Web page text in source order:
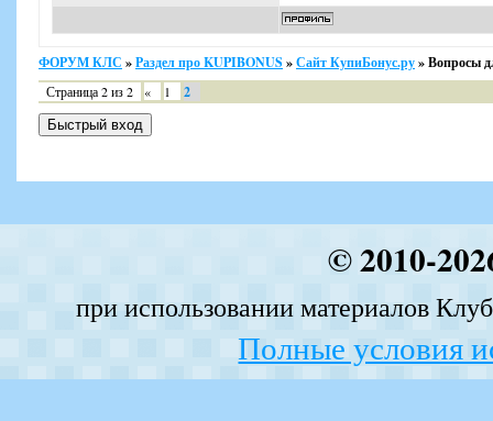
ФОРУМ КЛС »Раздел про KUPIBONUS»Сайт КупиБонус.ру»Вопросы
Страница2из2 « 1 2
© 2010-
при использовании материалов
Полные условия